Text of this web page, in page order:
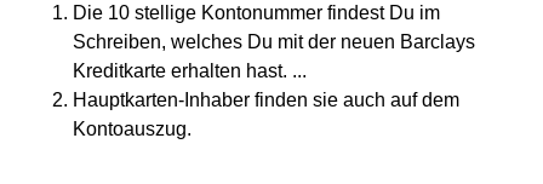
Die 10 stellige Kontonummer findest Du im
Schreiben, welches Du mit der neuen Barclays
Kreditkarte erhalten hast. ...
Hauptkarten-Inhaber finden sie auch auf dem
Kontoauszug.